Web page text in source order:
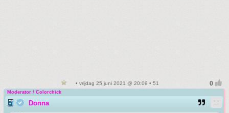
• vrijdag 25 juni 2021 @ 20:09 • 51
Moderator / Colorchick
Donna